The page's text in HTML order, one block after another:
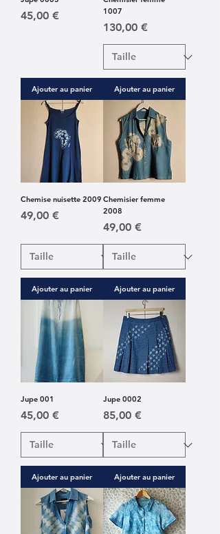
Prix
45,00 €
Ajouter au panier
1007
Prix
130,00 €
Ajouter au panier
Chemise nuisette 2009
Prix
49,00 €
Ajouter au panier
Chemisier femme
2008
Prix
49,00 €
Ajouter au panier
Jupe 001
Prix
45,00 €
Ajouter au panier
Jupe 0002
Prix
85,00 €
Ajouter au panier